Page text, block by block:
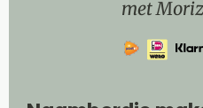
met